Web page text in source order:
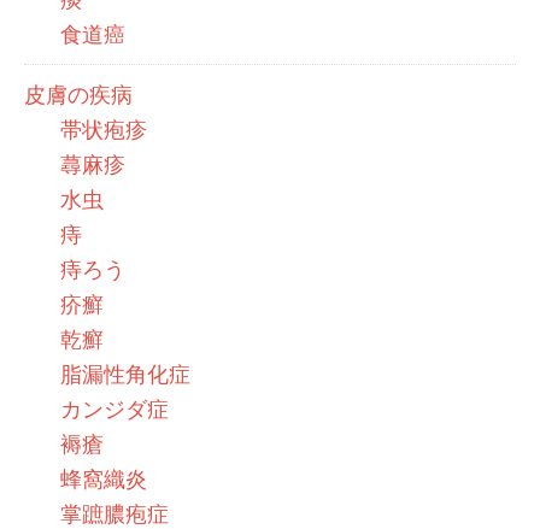
食道癌
皮膚の疾病
帯状疱疹
蕁麻疹
水虫
痔
痔ろう
疥癬
乾癬
脂漏性角化症
カンジダ症
褥瘡
蜂窩織炎
掌蹠膿疱症